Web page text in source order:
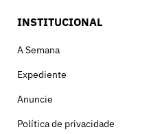
INSTITUCIONAL
A Semana
Expediente
Anuncie
Política de privacidade